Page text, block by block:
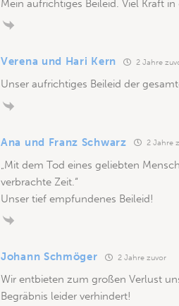
Mein aufrichtiges Beileid. Viel Kraft
Verena und Hari Kern 2 Jahre
Unser aufrichtiges Beileid der
Ana und Franz Schwarz 2 Jahre
„Mit dem Tod eines geliebten
verbrachte Zeit.“
Unser tief empfundenes Beileid!
Johann Schmöger 2 Jahre zuvor
Wir entbieten zum großen Verlust
Begräbnis leider verhindert!